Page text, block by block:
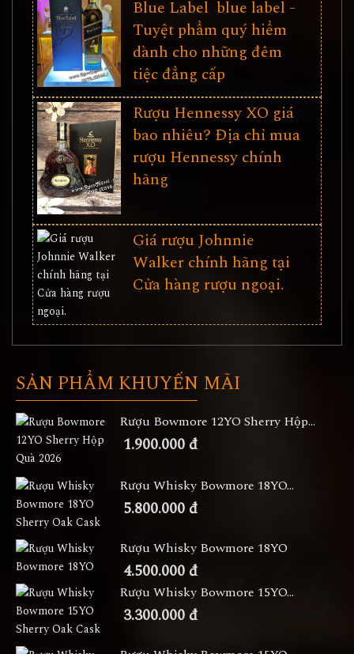
Blue Label blue label -
Tuyệt phẩm quý hiểm
dành cho những đêm
tiệc đẳng cấp
Rượu Hennessy XO giá
bao nhiêu? Địa chỉ mua
rượu Hennessy chính
hãng
Giá rượu Johnnie
Walker chính hãng tại
Cửa hàng rượu ngoại.
SẢN PHẨM KHUYẾN MÃI
Rượu Bowmore 12YO Sherry Hộp...
1.900.000 đ
Rượu Whisky Bowmore 18YO...
5.800.000 đ
Rượu Whisky Bowmore 18YO
4.500.000 đ
Rượu Whisky Bowmore 15YO...
3.300.000 đ